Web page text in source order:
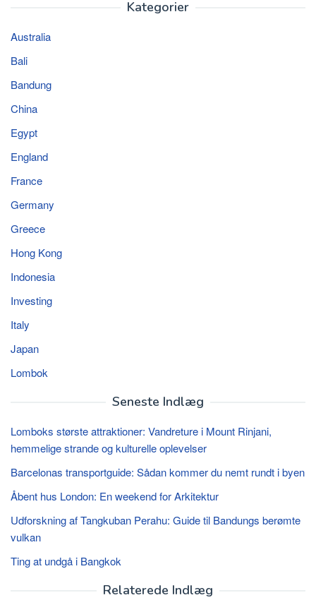
Kategorier
Australia
Bali
Bandung
China
Egypt
England
France
Germany
Greece
Hong Kong
Indonesia
Investing
Italy
Japan
Lombok
Seneste Indlæg
Lomboks største attraktioner: Vandreture i Mount Rinjani,
hemmelige strande og kulturelle oplevelser
Barcelonas transportguide: Sådan kommer du nemt rundt i byen
Åbent hus London: En weekend for Arkitektur
Udforskning af Tangkuban Perahu: Guide til Bandungs ​​berømte
vulkan
Ting at undgå i Bangkok
Relaterede Indlæg